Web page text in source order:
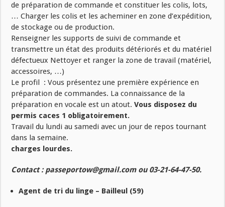
de préparation de commande et constituer les colis, lots,
… Charger les colis et les acheminer en zone d’expédition,
de stockage ou de production.
Renseigner les supports de suivi de commande et
transmettre un état des produits détériorés et du matériel
défectueux Nettoyer et ranger la zone de travail (matériel,
accessoires, …)
Le profil : Vous présentez une première expérience en
préparation de commandes. La connaissance de la
préparation en vocale est un atout.Vous disposez du
permis caces 1 obligatoirement.
Travail du lundi au samedi avec un jour de repos tournant
dans la semaine.
charges lourdes.
Contact : passeportow@gmail.com ou 03-21-64-47-50.
Agent de tri du linge – Bailleul (59)